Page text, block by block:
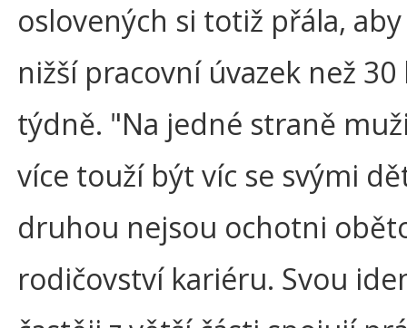
oslovených si totiž přála,
nižší pracovní úvazek než
týdně. "Na jedné straně
více touží být víc se svými
druhou nejsou ochotni
rodičovství kariéru. Svou